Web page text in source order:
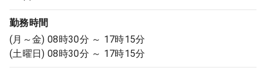
勤務時間
(月～金) 08時30分 ～ 17時15分
(土曜日) 08時30分 ～ 17時15分